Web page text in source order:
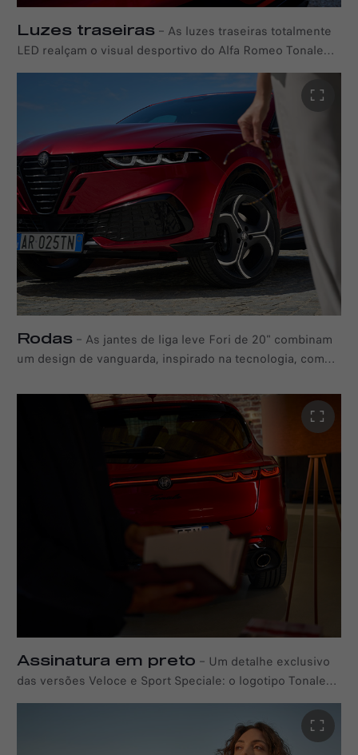
Luzes traseiras – As luzes traseiras totalmente
LED realçam o visual desportivo do Alfa Romeo Tonale
Ibrida Plug-in Q4.
Rodas – As jantes de liga leve Fori de 20" combinam
um design de vanguarda, inspirado na tecnologia, com
esportividade do carro numa declaração de puro estilo.
Para aqueles que procuram um visual diferente na
estrada, o Tonale também oferece três outras opções de
jantes: Aerodinamico de 17", Petali de 18" e Stile de 19".
Assinatura em preto – Um detalhe exclusivo
das versões Veloce e Sport Speciale: o logotipo Tonale
preto adiciona um toque extra de sofisticação ao estilo